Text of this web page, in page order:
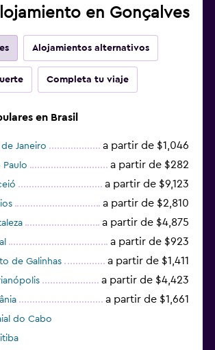
en Gonçalves
Alojamientos alternativos
Completa tu viaje
en Brasil
Janeiro a partir de $1,046
Paulo a partir de $282
a partir de $9,123
a partir de $2,810
a partir de $4,875
a partir de $923
de Galinhas a partir de $1,411
a partir de $4,423
a partir de $1,661
do Cabo